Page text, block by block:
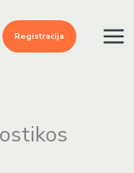
Registracija